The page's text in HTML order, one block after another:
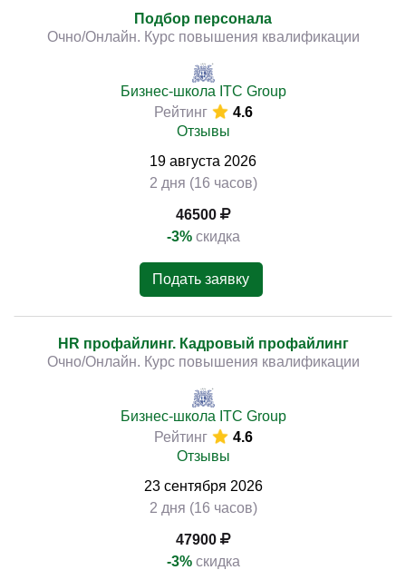
Подбор персонала
Очно/Онлайн. Курс повышения квалификации
Бизнес-школа ITC Group
Рейтинг
4.6
Отзывы
19 августа 2026
2 дня (16 часов)
46500
-3% скидка
Подать заявку
HR профайлинг. Кадровый профайлинг
Очно/Онлайн. Курс повышения квалификации
Бизнес-школа ITC Group
Рейтинг
4.6
Отзывы
23 сентября 2026
2 дня (16 часов)
47900
-3% скидка